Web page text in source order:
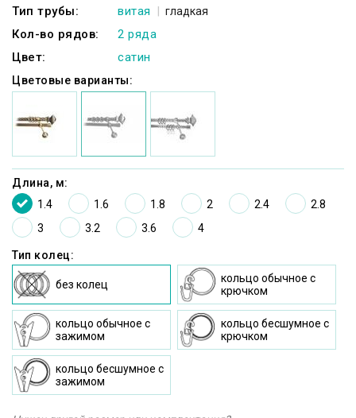
Тип трубы: витая гладкая
Кол-во рядов:
2 ряда
Цвет:
сатин
Цветовые варианты:
Длина, м:
1.4
1.6 1.8 2 2.4
2.8
3
3.2 3.6 4
Тип колец:
без колец
кольцо oбычное c
крючком
кольцо oбычное с
зажимом
кольцо бесшумное c
крючком
кольцо бесшумное с
зажимом